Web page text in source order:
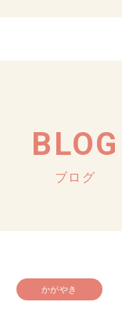
BLOG
ブログ
かがやき